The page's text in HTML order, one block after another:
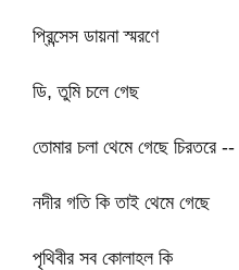
প্রিন্সেস ডায়না স্মরণে
ডি, তুমি চলে গেছ
তোমার চলা থেমে গেছে চিরতরে --
নদীর গতি কি তাই থেমে গেছে
পৃথিবীর সব কোলাহল কি